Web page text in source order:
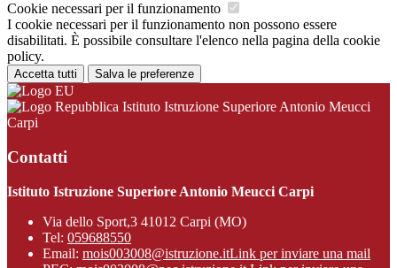
Cookie necessari per il funzionamento
I cookie necessari per il funzionamento non possono essere
disabilitati. È possibile consultare l'elenco nella pagina della cookie
policy.
Accetta tutti Salva le preferenze
Istituto Istruzione Superiore Antonio Meucci
Carpi
Contatti
Istituto Istruzione Superiore Antonio Meucci Carpi
Via dello Sport,3 41012 Carpi (MO)
Tel: 059688550
Email: mois003008@istruzione.itLink per inviare una mail